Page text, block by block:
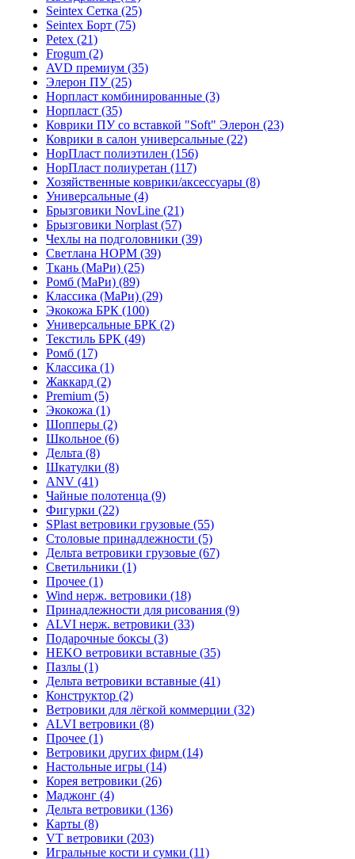
Seintex Сетка (25)
Seintex Борт (75)
Petex (21)
Frogum (2)
AVD премиум (35)
Элерон ПУ (25)
Норпласт комбинированные (3)
Норпласт (35)
Коврики ПУ со вставкой "Soft" Элерон (23)
Коврики в салон универсальные (22)
НорПласт полиэтилен (156)
НорПласт полиуретан (117)
Хозяйственные коврики/аксессуары (8)
Универсальные (4)
Брызговики NovLine (21)
Брызговики Norplast (57)
Чехлы на подголовники (39)
Светлана НОРМ (39)
Ткань (МаРи) (25)
Ромб (МаРи) (89)
Классика (МаРи) (29)
Экокожа БРК (100)
Универсальные БРК (2)
Текстиль БРК (49)
Ромб (17)
Классика (1)
Жаккард (2)
Premium (5)
Экокожа (1)
Шопперы (2)
Школьное (6)
Дельта (8)
Шкатулки (8)
ANV (41)
Чайные полотенца (9)
Фигурки (22)
SPlast ветровики грузовые (55)
Столовые принадлежности (5)
Дельта ветровики грузовые (67)
Светильники (1)
Прочее (1)
Wind нерж. ветровики (18)
Принадлежности для рисования (9)
ALVI нерж. ветровики (33)
Подарочные боксы (3)
HEKO ветровики вставные (35)
Пазлы (1)
Дельта ветровики вставные (41)
Конструктор (2)
Ветровики для лёгкой коммерции (32)
ALVI ветровики (8)
Прочее (1)
Ветровики других фирм (14)
Настольные игры (14)
Корея ветровики (26)
Маджонг (4)
Дельта ветровики (136)
Карты (8)
VT ветровики (203)
Игральные кости и сумки (11)